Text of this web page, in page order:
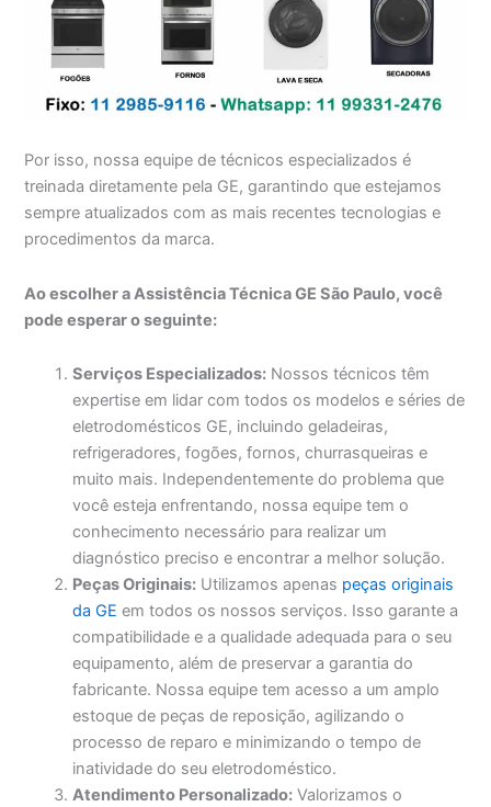
Por isso, nossa equipe de técnicos especializados é
treinada diretamente pela GE, garantindo que estejamos
sempre atualizados com as mais recentes tecnologias e
procedimentos da marca.
Ao escolher a Assistência Técnica GE São Paulo, você
pode esperar o seguinte:
Serviços Especializados: Nossos técnicos têm
expertise em lidar com todos os modelos e séries de
eletrodomésticos GE, incluindo geladeiras,
refrigeradores, fogões, fornos, churrasqueiras e
muito mais. Independentemente do problema que
você esteja enfrentando, nossa equipe tem o
conhecimento necessário para realizar um
diagnóstico preciso e encontrar a melhor solução.
Peças Originais: Utilizamos apenas peças originais
da GE em todos os nossos serviços. Isso garante a
compatibilidade e a qualidade adequada para o seu
equipamento, além de preservar a garantia do
fabricante. Nossa equipe tem acesso a um amplo
estoque de peças de reposição, agilizando o
processo de reparo e minimizando o tempo de
inatividade do seu eletrodoméstico.
Atendimento Personalizado: Valorizamos o